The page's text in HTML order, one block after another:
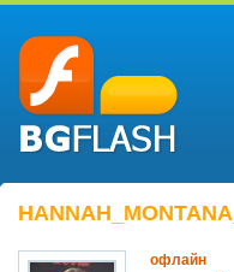
HANNAH_MONTANA_
офлайн